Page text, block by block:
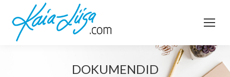
DOKUMENDID